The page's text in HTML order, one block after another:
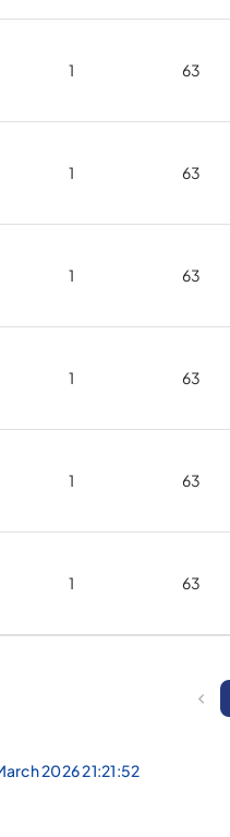
1 63
1 63
1 63
1 63
1 63
1 63
2026 21:21:52